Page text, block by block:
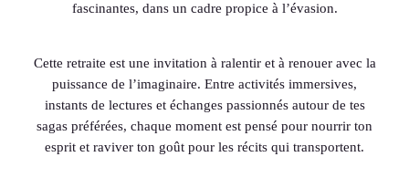
fascinantes, dans un cadre propice à l’évasion.
Cette retraite est une invitation à ralentir et à renouer avec la
puissance de l’imaginaire. Entre activités immersives,
instants de lectures et échanges passionnés autour de tes
sagas préférées, chaque moment est pensé pour nourrir ton
esprit et raviver ton goût pour les récits qui transportent.